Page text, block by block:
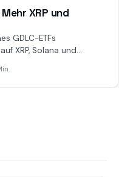
XRP und
GDLC-ETFs
XRP, Solana und